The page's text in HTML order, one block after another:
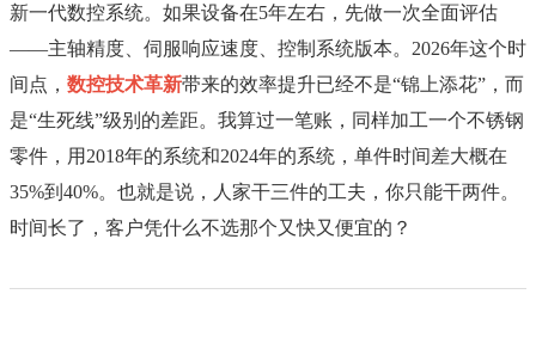
新一代数控系统。如果设备在5年左右，先做一次全面评估
——主轴精度、伺服响应速度、控制系统版本。2026年这个时
间点， 数控技术革新带来的效率提升已经不是“锦上添花”，而
是“生死线”级别的差距。我算过一笔账，同样加工一个不锈钢
零件，用2018年的系统和2024年的系统，单件时间差大概在
35%到40%。也就是说，人家干三件的工夫，你只能干两件。
时间长了，客户凭什么不选那个又快又便宜的？